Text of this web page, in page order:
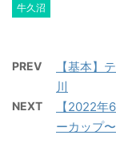
牛久沼
PREV
【基本】
川
NEXT
【2022
ーカップ〜